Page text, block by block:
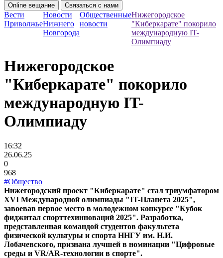
Online вещание Связаться с нами
Вести
Приволжье
Новости
Нижнего
Новгорода
Общественные
новости
Нижегородское
"Киберкарате" покорило
международную IT-
Олимпиаду
Нижегородское
"Киберкарате" покорило
международную IT-
Олимпиаду
16:32
26.06.25
0
968
#Общество
Нижегородский проект "Киберкарате" стал триумфатором
XVI Международной олимпиады "IT-Планета 2025",
завоевав первое место в молодежном конкурсе "Кубок
фиджитал спорттехинноваций 2025". Разработка,
представленная командой студентов факультета
физической культуры и спорта ННГУ им. Н.И.
Лобачевского, признана лучшей в номинации "Цифровые
среды и VR/AR-технологии в спорте".